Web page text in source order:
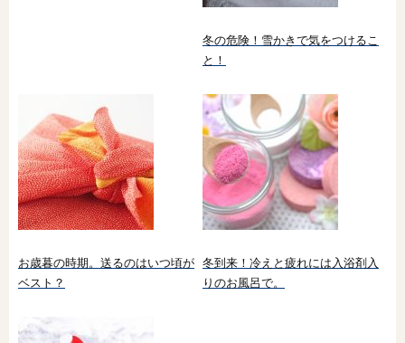
冬の危険！雪かきで気をつけるこ
と！
お歳暮の時期。送るのはいつ頃が
ベスト？
冬到来！冷えと疲れには入浴剤入
りのお風呂で。